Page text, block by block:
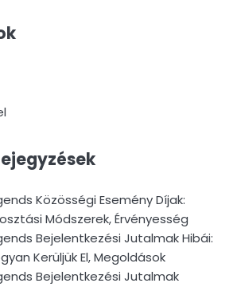
Közösségi Esemény Díjak:
Módszerek, Érvényesség
Bejelentkezési Jutalmak Hibái:
Kerüljük El, Megoldások
Bejelentkezési Jutalmak